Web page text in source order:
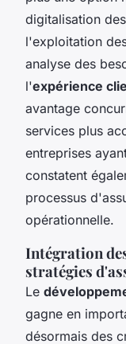
digitalisation
l'exploitation
analyse des
l'expérience
avantage
services plus
entreprises
constatent
processus
opérationnelle.
Intégration
stratégies
Le
gagne en
désormais des